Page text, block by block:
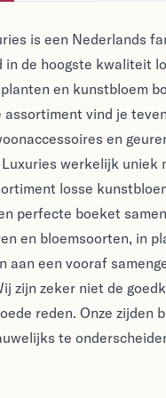
is een Nederlands
in de hoogste kwaliteit
en kunstbloem
assortiment vind je
en
werkelijk uniek
losse
perfecte boeket
en bloemsoorten, in
aan een vooraf
zijn zeker niet de
reden. Onze zijden
te